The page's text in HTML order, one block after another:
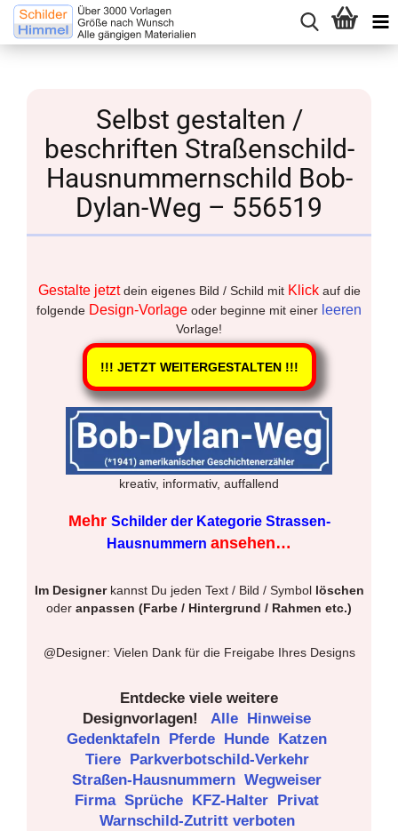
Selbst gestalten /
beschriften Straßenschild-
Hausnummernschild Bob-
Dylan-Weg – 556519
Gestalte jetztdein eigenes Bild / Schild mit Klickauf die
folgende Design-Vorlage oder beginne mit einer leeren
Vorlage!
!!! JETZT WEITERGESTALTEN !!!
kreativ, informativ, auffallend
Mehr Schilder der Kategorie Strassen-
Hausnummern ansehen…
Im Designerkannst Du jeden Text / Bild / Symbol löschen
oder anpassen (Farbe / Hintergrund / Rahmen etc.)
@Designer: Vielen Dank für die Freigabe Ihres Designs
Entdecke viele weitere
Designvorlagen!
Alle Hinweise
Gedenktafeln Pferde Hunde Katzen
Tiere Parkverbotschild-Verkehr
Straßen-Hausnummern Wegweiser
Firma Sprüche KFZ-Halter Privat
Warnschild-Zutritt verboten